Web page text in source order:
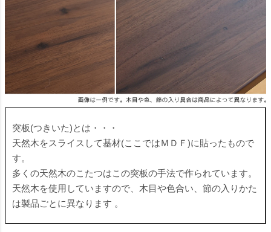
突板(つきいた)とは・・・
天然木をスライスして基材(ここではＭＤＦ)に貼ったもので
す。
多くの天然木のこたつはこの突板の手法で作られています。
天然木を使用していますので、木目や色合い、節の入りかた
は製品ごとに異なります 。